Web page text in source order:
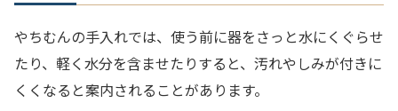
やちむんの手入れでは、使う前に器をさっと水にくぐらせ
たり、軽く水分を含ませたりすると、汚れやしみが付きに
くくなると案内されることがあります。